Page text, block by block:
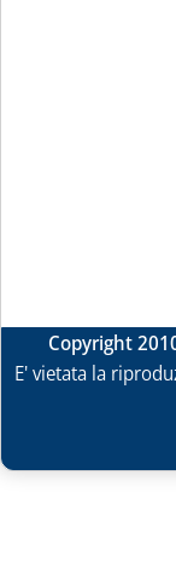
Copyright
E' vietata la